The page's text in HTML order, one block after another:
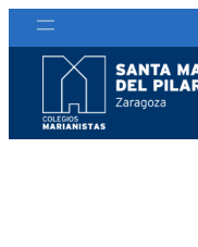
Saltar
al
contenido